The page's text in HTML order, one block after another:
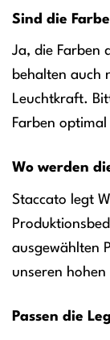
Sind die
Ja, die Farben
behalten auch
Leuchtkraft.
Farben
Wo werden
Staccato legt
ausgewählten
unseren
Passen die